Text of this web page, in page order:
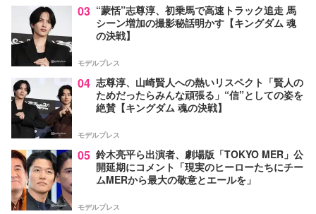
03 “蒙恬”志尊淳、初乗馬で高速トラック追走 馬
シーン増加の撮影秘話明かす【キングダム 魂
の決戦】
モデルプレス
04 志尊淳、山崎賢人への熱いリスペクト「賢人の
ためだったらみんな頑張る」“信”としての姿を
絶賛【キングダム 魂の決戦】
モデルプレス
05 鈴木亮平ら出演者、劇場版「TOKYO MER」公
開延期にコメント「現実のヒーローたちにチー
ムMERから最大の敬意とエールを」
モデルプレス